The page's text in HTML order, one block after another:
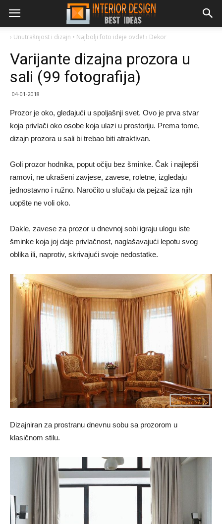
› Unutrašnjost i dizajn • Najbolji foto ideje ovde! › Dekor
Varijante dizajna prozora u
sali (99 fotografija)
04-01-2018
Prozor je oko, gledajući u spoljašnji svet. Ovo je prva stvar
koja privlači oko osobe koja ulazi u prostoriju. Prema tome,
dizajn prozora u sali bi trebao biti atraktivan.
Goli prozor hodnika, poput očiju bez šminke. Čak i najlepši
ramovi, ne ukrašeni zavjese, zavese, roletne, izgledaju
jednostavno i ružno. Naročito u slučaju da pejzaž iza njih
uopšte ne voli oko.
Dakle, zavese za prozor u dnevnoj sobi igraju ulogu iste
šminke koja joj daje privlačnost, naglašavajući lepotu svog
oblika ili, naprotiv, skrivajući svoje nedostatke.
Dizajniran za prostranu dnevnu sobu sa prozorom u
klasičnom stilu.